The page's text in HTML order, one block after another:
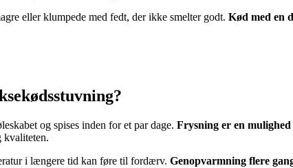
eller klumpede med fedt, der ikke smelter godt. Kød med en
og spises inden for et par dage. Frysning er en
kvaliteten.
i længere tid kan føre til fordærv. Genopvarmning flere